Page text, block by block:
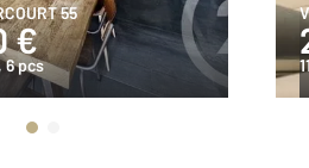
55
€
6 pcs